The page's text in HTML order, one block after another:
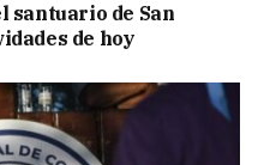
santuario de San
de hoy